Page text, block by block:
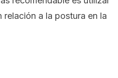
relación a la postura en la